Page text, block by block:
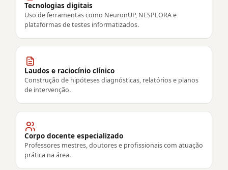
Tecnologias digitais
Uso de ferramentas como NeuronUP, NESPLORA e
plataformas de testes informatizados.
Laudos e raciocínio clínico
Construção de hipóteses diagnósticas, relatórios e planos
de intervenção.
Corpo docente especializado
Professores mestres, doutores e profissionais com atuação
prática na área.